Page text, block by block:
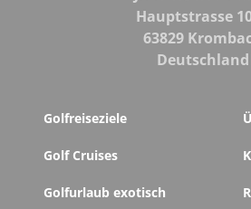
Hauptstrasse
63829
Deutschland
Golfreiseziele
Golf Cruises
Golfurlaub exotisch